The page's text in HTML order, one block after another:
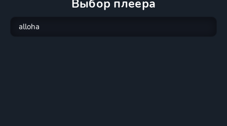
Выбор плеера